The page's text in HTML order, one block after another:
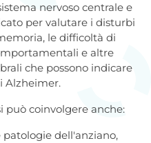
nervoso centrale e
per valutare i disturbi
le difficoltà di
e altre
che possono indicare
Alzheimer.
può coinvolgere anche:
patologie dell'anziano,